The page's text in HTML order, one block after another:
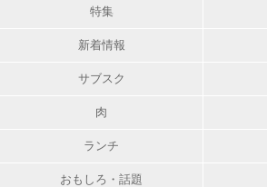
特集
新着情報
サブスク
肉
ランチ
おもしろ・話題